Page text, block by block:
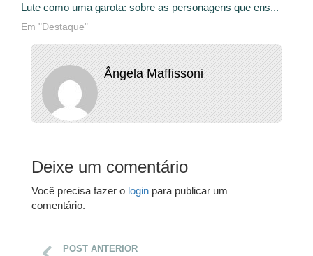
Lute como uma garota: sobre as personagens que ens...
Em "Destaque"
Ângela Maffissoni
Deixe um comentário
Você precisa fazer o login para publicar um
comentário.
POST ANTERIOR